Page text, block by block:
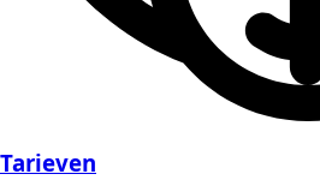
Tarieven